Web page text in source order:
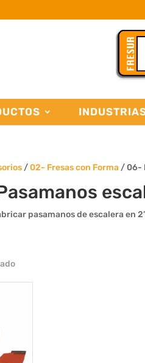
/02- Fresas con Forma / 06-
pasamanos de escalera en 2”